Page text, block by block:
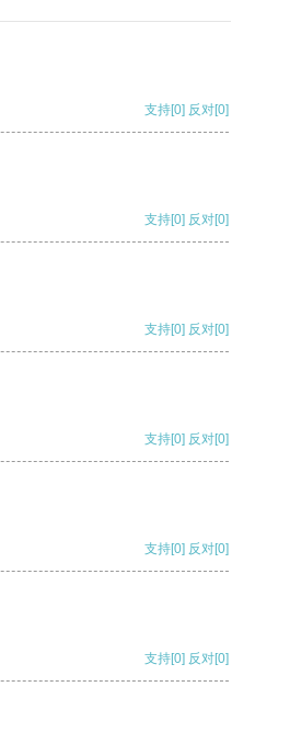
支持[0] 反对[0]
支持[0] 反对[0]
支持[0] 反对[0]
支持[0] 反对[0]
支持[0] 反对[0]
支持[0] 反对[0]